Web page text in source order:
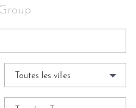
Toutes les villes